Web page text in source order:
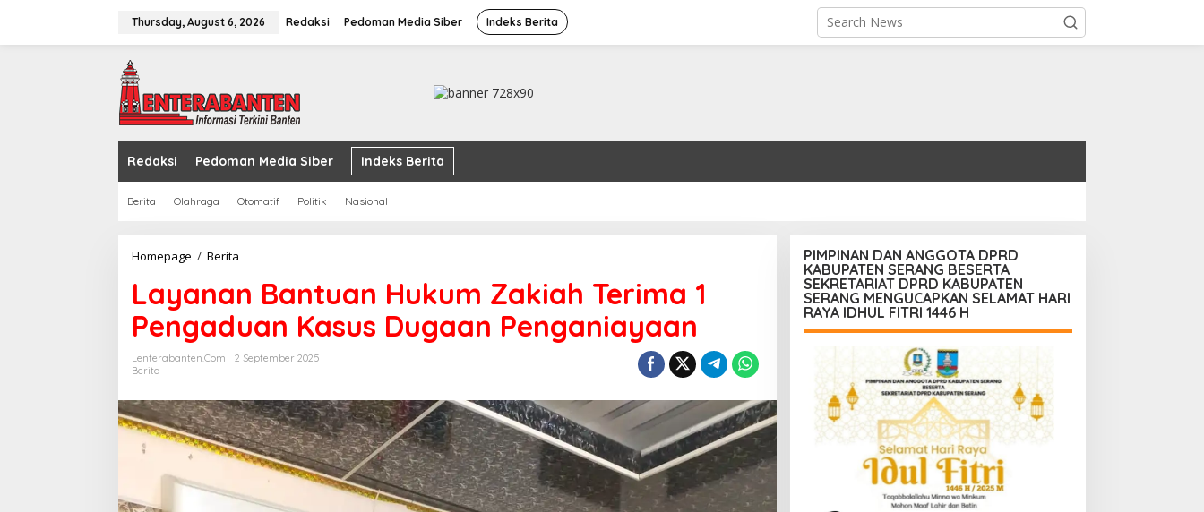
Thursday, August 6, 2026 Redaksi Pedoman Media Siber Indeks Berita
Redaksi Pedoman Media Siber Indeks Berita
Berita Olahraga Otomatif Politik Nasional
Homepage / Berita
Hukum
Zakiah
Terima
1
Pengaduan
Kasus
Penganiayaan
Layanan Bantuan Hukum Zakiah Terima 1
Pengaduan Kasus Dugaan Penganiayaan
Lenterabanten.com
2 September 2025
Berita
PIMPINAN DAN ANGGOTA DPRD
KABUPATEN SERANG BESERTA
SEKRETARIAT DPRD KABUPATEN
SERANG MENGUCAPKAN SELAMAT HARI
RAYA IDHUL FITRI 1446 H